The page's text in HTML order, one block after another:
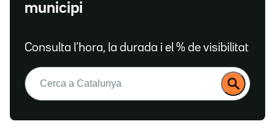
municipi
Consulta l’hora, la durada i el % de visibilitat
Buscar: